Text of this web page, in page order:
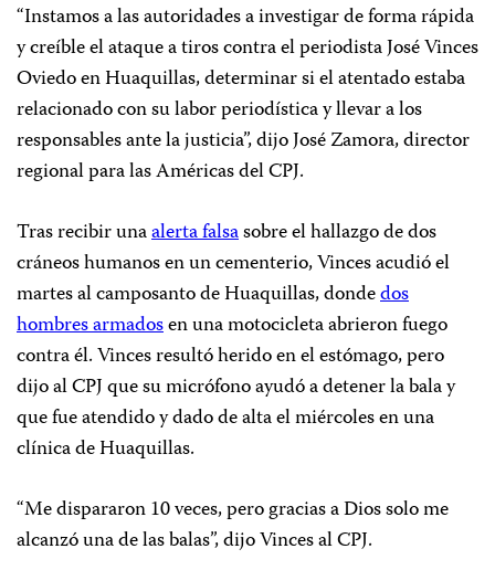
“Instamos a las autoridades a investigar de forma rápida
y creíble el ataque a tiros contra el periodista José Vinces
Oviedo en Huaquillas, determinar si el atentado estaba
relacionado con su labor periodística y llevar a los
responsables ante la justicia”, dijo José Zamora, director
regional para las Américas del CPJ.
Tras recibir unaalerta falsasobre el hallazgo de dos
cráneos humanos en un cementerio, Vinces acudió el
martes al camposanto de Huaquillas, dondedos
hombres armadosen una motocicleta abrieron fuego
contra él. Vinces resultó herido en el estómago, pero
dijo al CPJ que su micrófono ayudó a detener la bala y
que fue atendido y dado de alta el miércoles en una
clínica de Huaquillas.
“Me dispararon 10 veces, pero gracias a Dios solo me
alcanzó una de las balas”, dijo Vinces al CPJ.